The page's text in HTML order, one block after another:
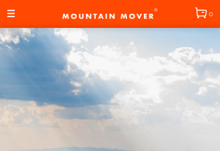
ツに進む 0